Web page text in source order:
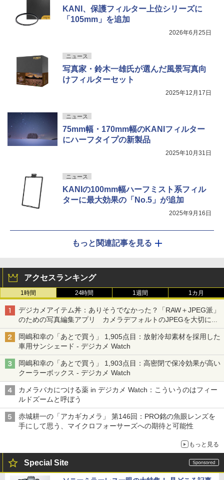
KANI、保護フィルター上位シリーズに
「105mm」を追加
2026年6月25日
ニュース
写真家・鈴木一雄氏が選んだ風景写真向
けフィルターセット
2025年12月17日
ニュース
75mm幅・170mm幅のKANIフィルター
にハーフタイプの新製品
2025年10月31日
ニュース
KANIの100mm幅ハーフミスト系フィル
ターに最大効果の「No.5」が追加
2025年9月16日
もっと関連記事を見る
アクセスランキング
1時間 24時間 1週間 1カ月
デジカメアイテム丼：ありそうでなかった？「RAW＋JPEG派」
のための写真編集アプリ カメラデフォルトのJPEGを大切にす
る「Filmator」
岡嶋和幸の「あとで買う」 1,905点目：放射冷却素材を採用した
車用サンシェード - デジカメ Watch
岡嶋和幸の「あとで買う」 1,903点目：高密閉で保冷効果が高い
クーラーボックス - デジカメ Watch
カメラバカにつける薬 in デジカメ Watch：こういうのはフィー
ルドズームと呼ぼう
赤城耕一の「アカギカメラ」 第146回：PRO銘の魚眼レンズを
手にして思う、マイクロフォーサーズへの期待と可能性
もっと見る
Special Site